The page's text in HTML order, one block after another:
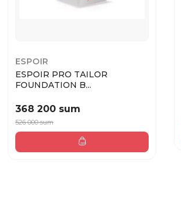
ESPOIR
ESPOIR PRO TAILOR
FOUNDATION B...
368 200 sum
526 000 sum